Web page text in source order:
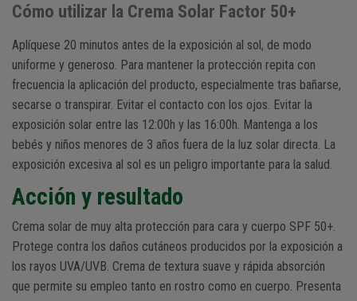
Cómo utilizar la Crema Solar Factor 50+
Aplíquese 20 minutos antes de la exposición al sol, de modo
uniforme y generoso. Para mantener la protección repita con
frecuencia la aplicación del producto, especialmente tras bañarse,
secarse o transpirar. Evitar el contacto con los ojos. Evitar la
exposición solar entre las 12:00h y las 16:00h. Mantenga a los
bebés y niños menores de 3 años fuera de la luz solar directa. La
exposición excesiva al sol es un peligro importante para la salud.
Acción y resultado
Crema solar de muy alta protección para cara y cuerpo SPF 50+.
Protege contra los daños cutáneos producidos por la exposición a
los rayos UVA/UVB. Crema de textura suave y rápida absorción
que permite su empleo tanto en rostro como en cuerpo. Presenta